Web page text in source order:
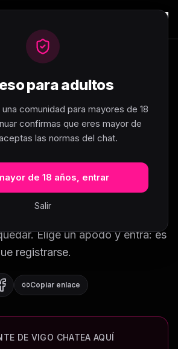
para adultos
comunidad para mayores de 18
confirmas que eres mayor de
las normas del chat.
de 18 años, entrar
Salir
conoce gente
de Vigo. Si buscas un chat de
para conocer gente de tu
al sitio adecuado. En Chat
Vigo se reúne en la sala de
Elige un apodo y entra: es
registrarse.
Copiar enlace
DE VIGO CHATEA AQUÍ